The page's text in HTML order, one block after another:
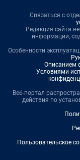
Связаться с
Редакция сайта
информации,
Особенности
Описанием
Условиями
Веб-портал
действия по
Пользовательское